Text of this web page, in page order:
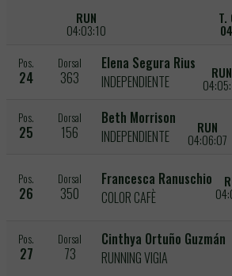
RUN
04:03:10
Pos.
24
Dorsal
363
Elena Segura Rius
INDEPENDIENTE
RUN
Pos.
25
Dorsal
156
Beth Morrison
INDEPENDIENTE
RUN
04:06:07
Pos.
26
Dorsal
350
Francesca Ranuschio
COLOR CAFÈ
Pos.
27
Dorsal
73
Cinthya Ortuño Guzmán
RUNNING VIGIA